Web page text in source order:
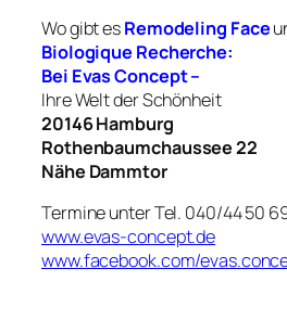
Wo gibt esRemodeling Face
Biologique Recherche:
Bei Evas Concept –
Ihre Welt der Schönheit
20146 Hamburg
Rothenbaumchaussee 22
Nähe Dammtor
Termine unter Tel. 040/44 50
www.evas-concept.de
www.facebook.com/